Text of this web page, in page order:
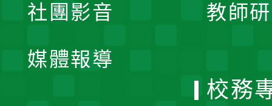
教師
社團影音
媒體報導
校務